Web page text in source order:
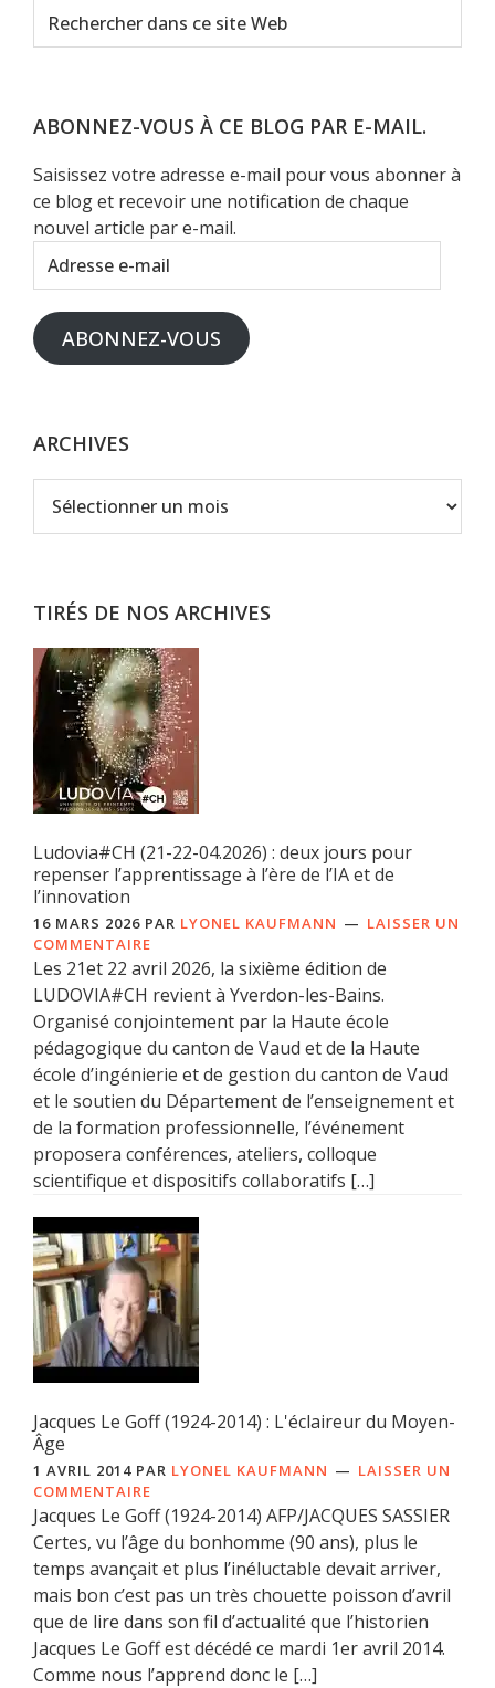
Rechercher
dans
Web
ABONNEZ-VOUS À CE BLOG PAR E-MAIL.
Saisissez votre adresse e-mail pour vous abonner à
ce blog et recevoir une notification de chaque
nouvel article par e-mail.
Adresse
e-
mail
ABONNEZ-VOUS
ARCHIVES
TIRÉS DE NOS ARCHIVES
Ludovia#CH (21-22-04.2026) : deux jours pour
repenser l’apprentissage à l’ère de l’IA et de
l’innovation
16 MARS 2026 PAR LYONEL KAUFMANN
LAISSER UN
COMMENTAIRE
Les 21et 22 avril 2026, la sixième édition de
LUDOVIA#CH revient à Yverdon-les-Bains.
Organisé conjointement par la Haute école
pédagogique du canton de Vaud et de la Haute
école d’ingénierie et de gestion du canton de Vaud
et le soutien du Département de l’enseignement et
de la formation professionnelle, l’événement
proposera conférences, ateliers, colloque
scientifique et dispositifs collaboratifs […]
Jacques Le Goff (1924-2014) : L'éclaireur du Moyen-
Âge
1 AVRIL 2014 PAR LYONEL KAUFMANN
LAISSER UN
COMMENTAIRE
Jacques Le Goff (1924-2014) AFP/JACQUES SASSIER
Certes, vu l’âge du bonhomme (90 ans), plus le
temps avançait et plus l’inéluctable devait arriver,
mais bon c’est pas un très chouette poisson d’avril
que de lire dans son fil d’actualité que l’historien
Jacques Le Goff est décédé ce mardi 1er avril 2014.
Comme nous l’apprend donc le […]